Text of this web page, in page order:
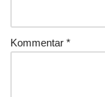
Kommentar *